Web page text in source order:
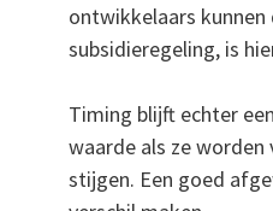
ontwikkelaars kunnen
subsidieregeling, is
Timing blijft echter
waarde als ze
stijgen. Een goed